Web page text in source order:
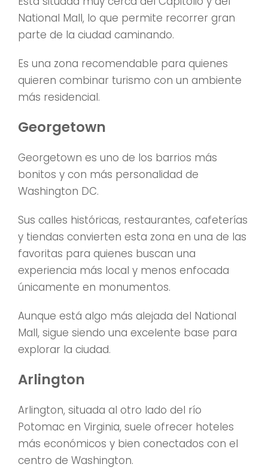
National Mall, lo que permite recorrer gran
parte de la ciudad caminando.
Es una zona recomendable para quienes
quieren combinar turismo con un ambiente
más residencial.
Georgetown
Georgetown es uno de los barrios más
bonitos y con más personalidad de
Washington DC.
Sus calles históricas, restaurantes, cafeterías
y tiendas convierten esta zona en una de las
favoritas para quienes buscan una
experiencia más local y menos enfocada
únicamente en monumentos.
Aunque está algo más alejada del National
Mall, sigue siendo una excelente base para
explorar la ciudad.
Arlington
Arlington, situada al otro lado del río
Potomac en Virginia, suele ofrecer hoteles
más económicos y bien conectados con el
centro de Washington.